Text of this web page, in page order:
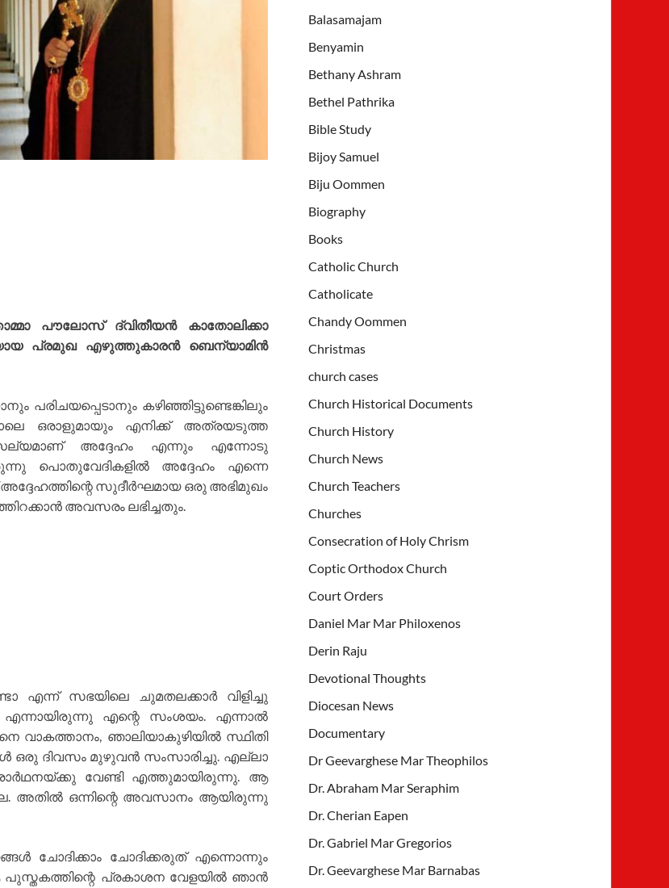
പൗലോസ് ദ്വിതീയൻ കാതോലിക്കാ
പ്രമുഖ എഴുത്തുകാരൻ ബെന്യാമിൻ
കഴിഞ്ഞിട്ടുണ്ടെങ്കിലും
ഒരാളുമായും എനിക്ക് അത്രയടുത്ത
അദ്ദേഹം എന്നും എന്നോടു
പൊതുവേദികളിൽ അദ്ദേഹം എന്നെ
സുദീർഘമായ ഒരു അഭിമുഖം
അവസരം ലഭിച്ചതും.
സഭയിലെ ചുമതലക്കാർ വിളിച്ചു
എന്റെ സംശയം. എന്നാൽ
ഞാലിയാകുഴിയിൽ സ്ഥിതി
ഒരു ദിവസം മുഴുവൻ സംസാരിച്ചു. എല്ലാ
വേണ്ടി എത്തുമായിരുന്നു. ആ
അതിൽ ഒന്നിന്റെ അവസാനം ആയിരുന്നു
ചോദിക്കാം ചോദിക്കരുത് എന്നൊന്നും
ആ പുസ്തകത്തിന്റെ പ്രകാശന വേളയിൽ ഞാൻ
Balasamajam
Benyamin
Bethany Ashram
Bethel Pathrika
Bible Study
Bijoy Samuel
Biju Oommen
Biography
Books
Catholic Church
Catholicate
Chandy Oommen
Christmas
church cases
Church Historical Documents
Church History
Church News
Church Teachers
Churches
Consecration of Holy Chrism
Coptic Orthodox Church
Court Orders
Daniel Mar Mar Philoxenos
Derin Raju
Devotional Thoughts
Diocesan News
Documentary
Dr Geevarghese Mar Theophilos
Dr. Abraham Mar Seraphim
Dr. Cherian Eapen
Dr. Gabriel Mar Gregorios
Dr. Geevarghese Mar Barnabas